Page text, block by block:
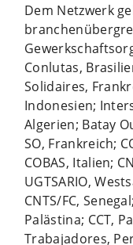
Dem Netzwerk
Conlutas,
Solidaires,
Indonesien;
Algerien; Batay
SO, Frankreich;
COBAS, Italien;
UGTSARIO,
CNTS/FC,
Palästina; CCT,
Trabajadores,